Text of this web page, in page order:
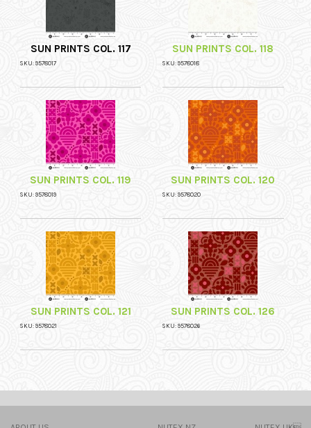
SUN PRINTS COL. 117
SKU: 9578017
SUN PRINTS COL. 118
SKU: 9578018
SUN PRINTS COL. 119
SKU: 9578019
SUN PRINTS COL. 120
SKU: 9578020
SUN PRINTS COL. 121
SKU: 9578021
SUN PRINTS COL. 126
SKU: 9578026